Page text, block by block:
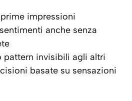
impressioni
anche senza
pattern invisibili agli altri
basate su sensazioni